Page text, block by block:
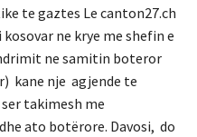
te gaztes Le canton27.ch
ne krye me shefin e
ne samitin boteror
kane nje agjende te
takimesh me
ato botërore. Davosi, do